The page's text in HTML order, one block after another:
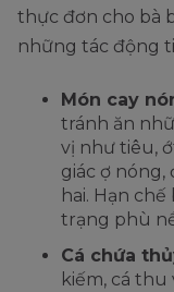
thực đơn cho bà
những tác động
Món cay
tránh ăn
vị như tiêu,
giác ợ
hai. Hạn
trạng phù
Cá chứa
kiếm, cá